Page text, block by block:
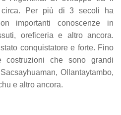
Per più di 3 secoli ha
importanti conoscenze in
oreficeria e altro ancora.
conquistatore e forte. Fino
che sono grandi
Ollantaytambo,
e altro ancora.